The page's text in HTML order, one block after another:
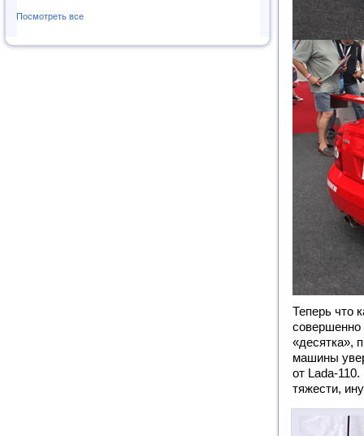
Посмотреть все
Теперь что
совершенно
«десятка»,
машины
от Lada-
тяжести,